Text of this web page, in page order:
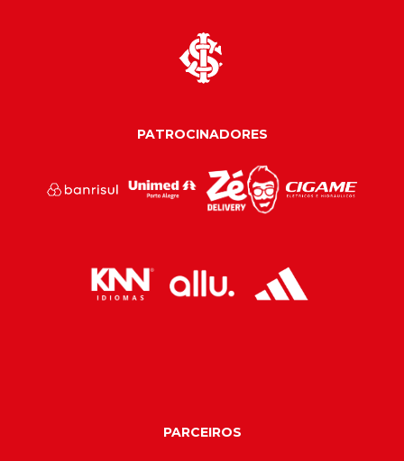
PATROCINADORES
PARCEIROS